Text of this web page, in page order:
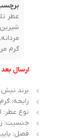
عطر
شیرین
مردانه,
گرم
ارسال بعد از 5 روز
برند نیش
رایحه:
نوع عطر:
جنسیت:
فصل: